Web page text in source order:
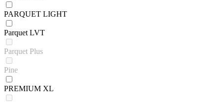
PARQUET LIGHT
Parquet LVT
Parquet Plus
Pine
PREMIUM XL